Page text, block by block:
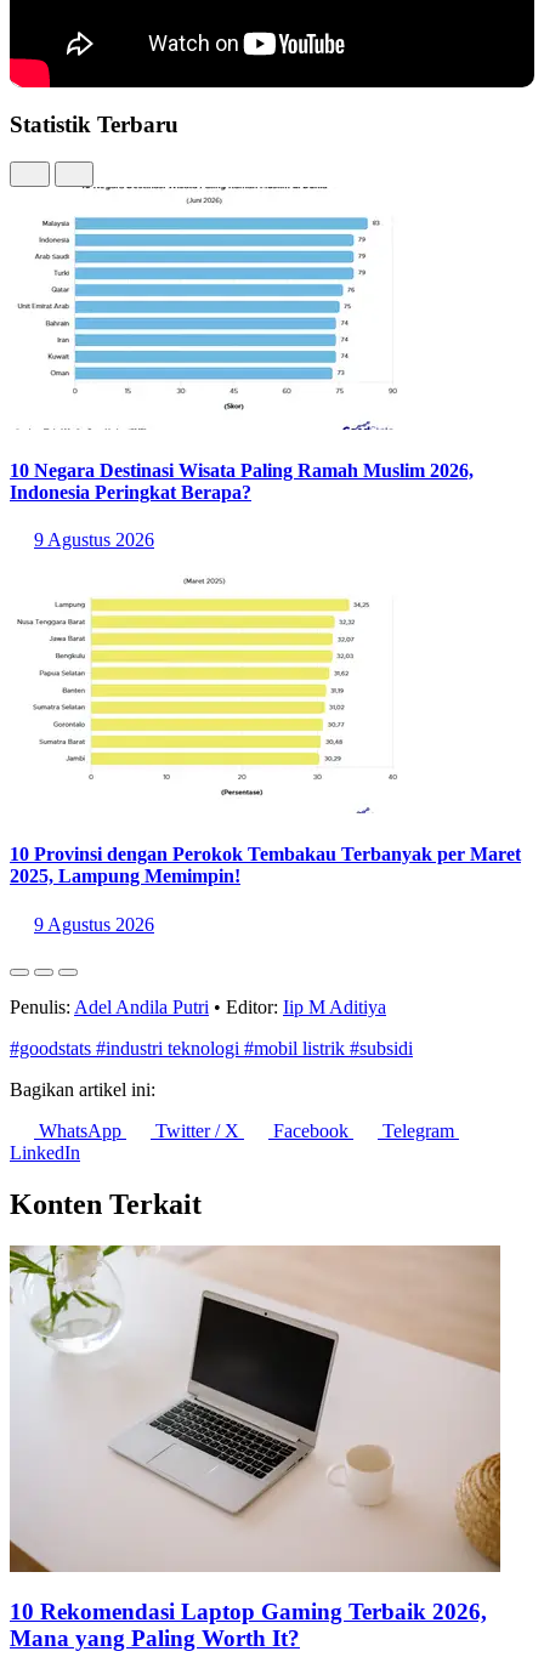
Statistik Terbaru
10 Negara Destinasi Wisata Paling Ramah Muslim 2026,
Indonesia Peringkat Berapa?
9 Agustus 2026
10 Provinsi dengan Perokok Tembakau Terbanyak per Maret
2025, Lampung Memimpin!
9 Agustus 2026
Penulis: Adel Andila Putri • Editor: Iip M Aditiya
#goodstats #industri teknologi #mobil listrik #subsidi
Bagikan artikel ini:
WhatsApp
Twitter / X Facebook
Telegram
LinkedIn
Konten Terkait
10 Rekomendasi Laptop Gaming Terbaik 2026,
Mana yang Paling Worth It?